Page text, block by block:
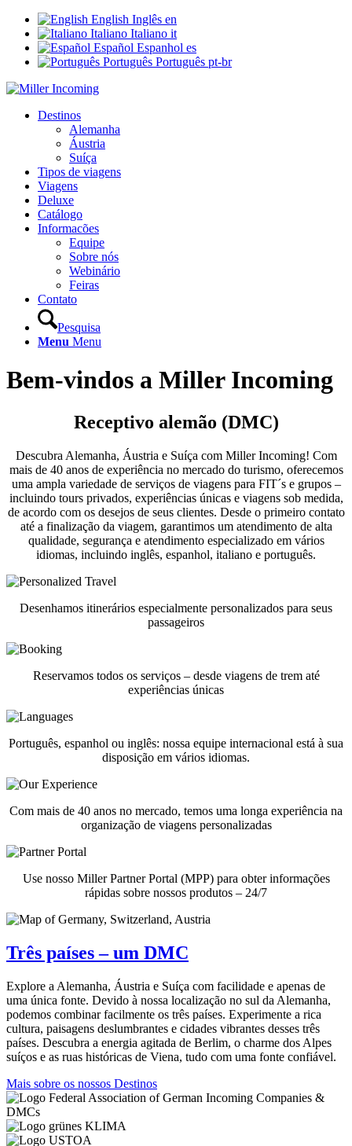
English Inglês en
Italiano Italiano it
Español Espanhol es
Português Português pt-br
Destinos
Alemanha
Áustria
Suíça
Tipos de viagens
Viagens
Deluxe
Catálogo
Informacões
Equipe
Sobre nós
Webinário
Feiras
Contato
Pesquisa
Menu Menu
Bem-vindos a Miller Incoming
Receptivo alemão (DMC)
Descubra Alemanha, Áustria e Suíça com Miller Incoming! Com
mais de 40 anos de experiência no mercado do turismo, oferecemos
uma ampla variedade de serviços de viagens para FIT´s e grupos –
incluindo tours privados, experiências únicas e viagens sob medida,
de acordo com os desejos de seus clientes. Desde o primeiro contato
até a finalização da viagem, garantimos um atendimento de alta
qualidade, segurança e atendimento especializado em vários
idiomas, incluindo inglês, espanhol, italiano e português.
Desenhamos itinerários especialmente personalizados para seus
passageiros
Reservamos todos os serviços – desde viagens de trem até
experiências únicas
Português, espanhol ou inglês: nossa equipe internacional está à sua
disposição em vários idiomas.
Com mais de 40 anos no mercado, temos uma longa experiência na
organização de viagens personalizadas
Use nosso Miller Partner Portal (MPP) para obter informações
rápidas sobre nossos produtos – 24/7
Três países – um DMC
Explore a Alemanha, Áustria e Suíça com facilidade e apenas de
uma única fonte. Devido à nossa localização no sul da Alemanha,
podemos combinar facilmente os três países. Experimente a rica
cultura, paisagens deslumbrantes e cidades vibrantes desses três
países. Descubra a energia agitada de Berlim, o charme dos Alpes
suíços e as ruas históricas de Viena, tudo com uma fonte confiável.
Mais sobre os nossos Destinos